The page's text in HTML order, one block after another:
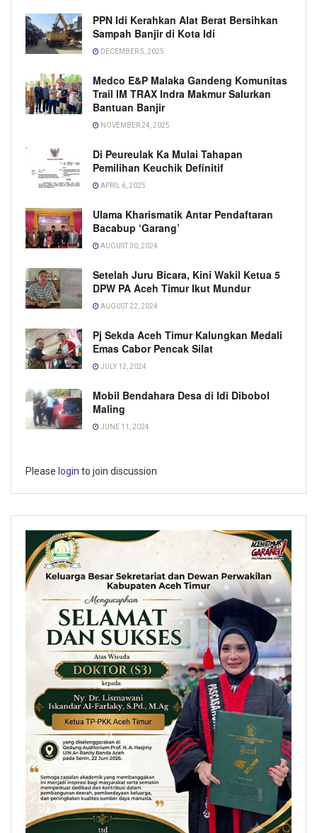
PPN Idi Kerahkan Alat Berat Bersihkan
Sampah Banjir di Kota Idi
DECEMBER 5, 2025
Medco E&P Malaka Gandeng Komunitas
Trail IM TRAX Indra Makmur Salurkan
Bantuan Banjir
NOVEMBER 24, 2025
Di Peureulak Ka Mulai Tahapan
Pemilihan Keuchik Definitif
APRIL 6, 2025
Ulama Kharismatik Antar Pendaftaran
Bacabup ‘Garang’
AUGUST 30, 2024
Setelah Juru Bicara, Kini Wakil Ketua 5
DPW PA Aceh Timur Ikut Mundur
AUGUST 22, 2024
Pj Sekda Aceh Timur Kalungkan Medali
Emas Cabor Pencak Silat
JULY 12, 2024
Mobil Bendahara Desa di Idi Dibobol
Maling
JUNE 11, 2024
Please login to join discussion